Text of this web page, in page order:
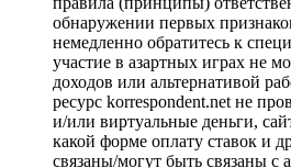
обнаружении первых
немедленно обратитесь к
участие в азартных играх не
доходов или альтернативой
ресурс korrespondent.net не
и/или виртуальные деньги,
какой форме оплату ставок и
связаны/могут быть связаны с